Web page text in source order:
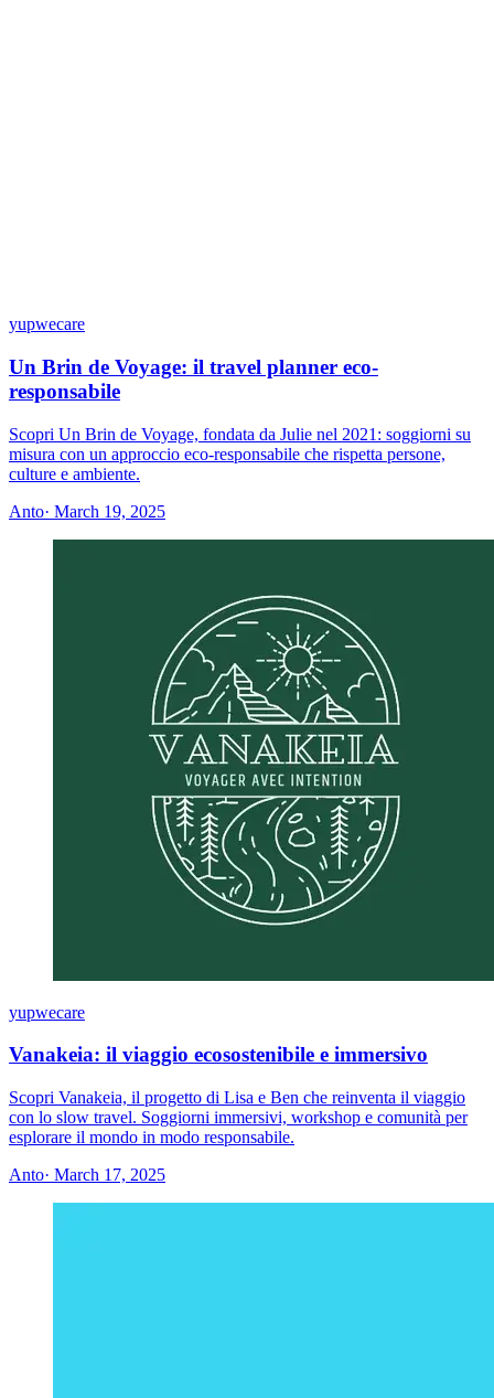
yupwecare
Un Brin de Voyage: il travel planner eco-
responsabile
Scopri Un Brin de Voyage, fondata da Julie nel 2021: soggiorni su
misura con un approccio eco-responsabile che rispetta persone,
culture e ambiente.
Anto· March 19, 2025
yupwecare
Vanakeia: il viaggio ecosostenibile e immersivo
Scopri Vanakeia, il progetto di Lisa e Ben che reinventa il viaggio
con lo slow travel. Soggiorni immersivi, workshop e comunità per
esplorare il mondo in modo responsabile.
Anto· March 17, 2025